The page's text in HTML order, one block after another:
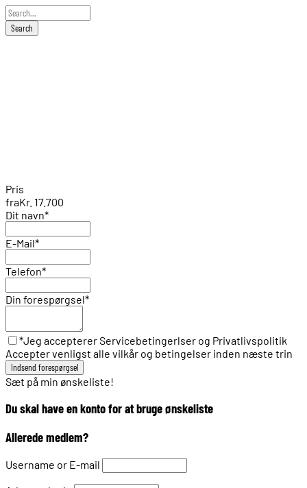
Pris
fraKr. 17.700
Dit navn*
E-Mail*
Telefon*
Din forespørgsel*
*Jeg accepterer Servicebetingerlser og Privatlivspolitik
Accepter venligst alle vilkår og betingelser inden næste trin
Sæt på min ønskeliste!
Du skal have en konto for at bruge ønskeliste
Allerede medlem?
Username or E-mail